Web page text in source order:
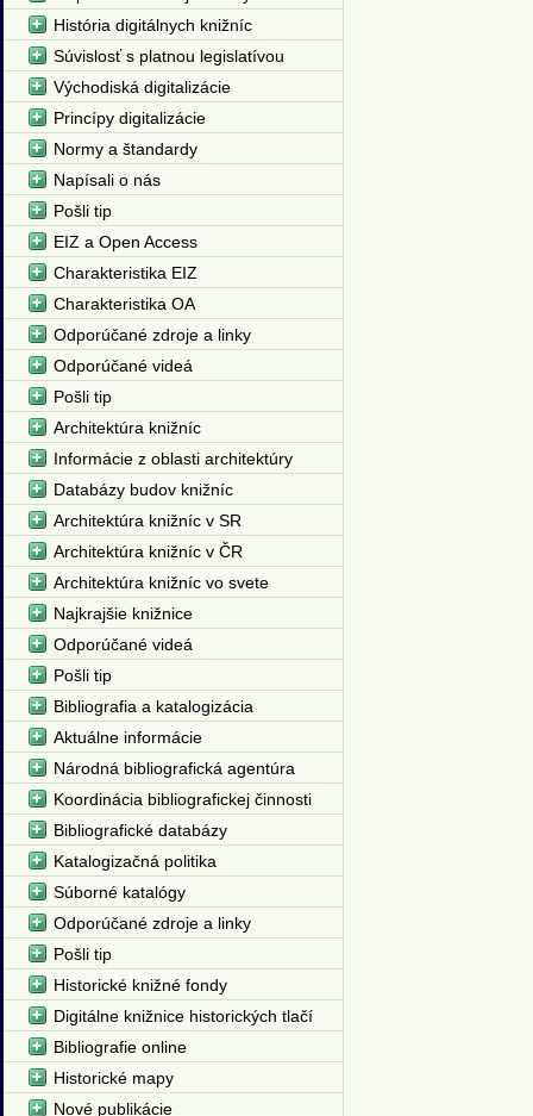
História digitálnych knižníc
Súvislosť s platnou legislatívou
Východiská digitalizácie
Princípy digitalizácie
Normy a štandardy
Napísali o nás
Pošli tip
EIZ a Open Access
Charakteristika EIZ
Charakteristika OA
Odporúčané zdroje a linky
Odporúčané videá
Pošli tip
Architektúra knižníc
Informácie z oblasti architektúry
Databázy budov knižníc
Architektúra knižníc v SR
Architektúra knižníc v ČR
Architektúra knižníc vo svete
Najkrajšie knižnice
Odporúčané videá
Pošli tip
Bibliografia a katalogizácia
Aktuálne informácie
Národná bibliografická agentúra
Koordinácia bibliografickej činnosti
Bibliografické databázy
Katalogizačná politika
Súborné katalógy
Odporúčané zdroje a linky
Pošli tip
Historické knižné fondy
Digitálne knižnice historických tlačí
Bibliografie online
Historické mapy
Nové publikácie